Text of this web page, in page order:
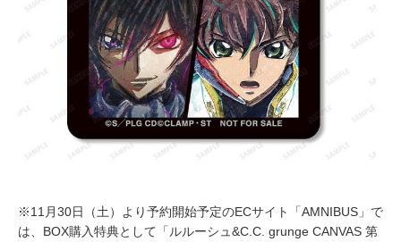
※11月30日（土）より予約開始予定のECサイト「AMNIBUS」で
は、BOX購入特典として「ルルーシュ&C.C. grunge CANVAS 第